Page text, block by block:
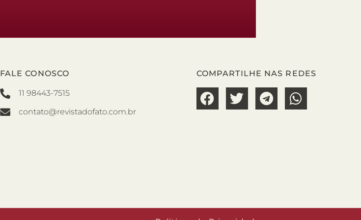
FALE CONOSCO
11 98443-7515
contato@revistadofato.com.br
COMPARTILHE NAS REDES